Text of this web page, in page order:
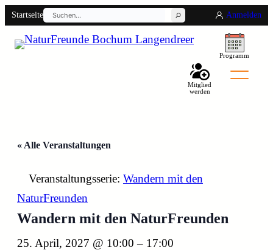
Startseite
Suchen
Anmelden
Programm
Mitglied
werden
Back
« Alle Veranstaltungen
Veranstaltungsserie: Wandern mit den
NaturFreunden
Wandern mit den NaturFreunden
25. April, 2027 @ 10:00 – 17:00